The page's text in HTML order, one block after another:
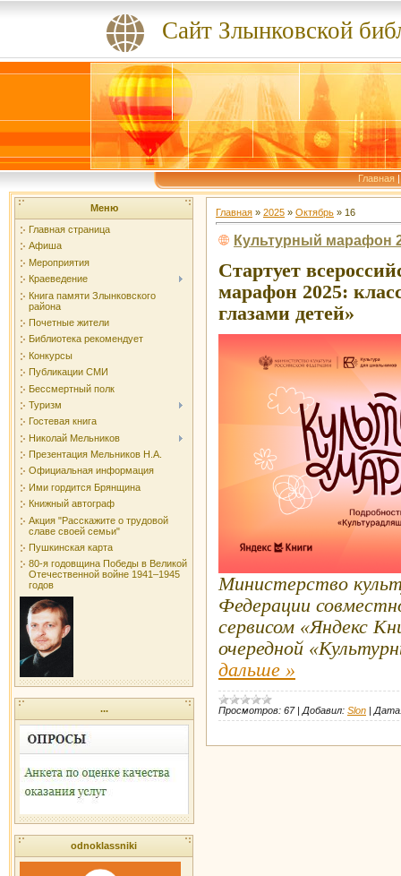
Сайт Злынковской
Главная
Меню
Главная страница
Афиша
Мероприятия
Краеведение
Книга памяти Злынковского
района
Почетные жители
Библиотека рекомендует
Конкурсы
Публикации СМИ
Бессмертный полк
Туризм
Гостевая книга
Николай Мельников
Презентация Мельников Н.А.
Официальная информация
Ими гордится Брянщина
Книжный автограф
Акция "Расскажите о трудовой
славе своей семьи"
Пушкинская карта
80-я годовщина Победы в Великой
Отечественной войне 1941–1945
годов
...
odnoklassniki
Главная » 2025 » Октябрь » 16
Культурный марафон
Стартует
марафон 2025:
глазами детей»
Министерство
Федерации
сервисом «Яндекс
очередной
дальше »
Просмотров: 67 | Добавил: Slon |